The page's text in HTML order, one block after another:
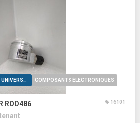
ACCESSOIRES-OUTILLAGE UNIVERSELS COMPOSANTS ÉLECTRONIQUES
ROD486 16101